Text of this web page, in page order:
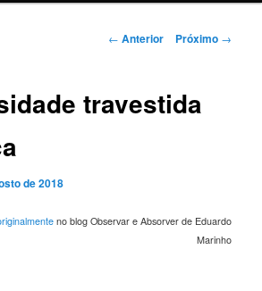
Navegação
← Anterior Próximo →
travestida
de 2018
no blog Observar e Absorver de Eduardo
Marinho